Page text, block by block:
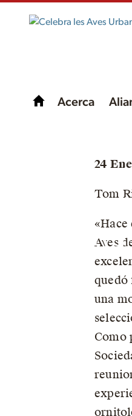
Acerca
por
24
Tom
Aves
quedó
una
Como